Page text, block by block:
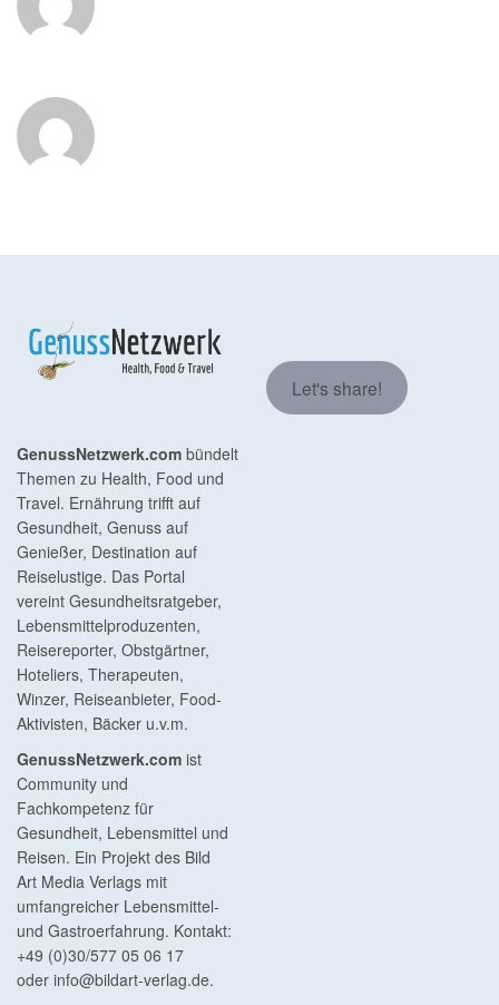
GenussNetzwerk.com bündelt
Themen zu Health, Food und
Travel. Ernährung trifft auf
Gesundheit, Genuss auf
Genießer, Destination auf
Reiselustige. Das Portal
vereint Gesundheitsratgeber,
Lebensmittelproduzenten,
Reisereporter, Obstgärtner,
Hoteliers, Therapeuten,
Winzer, Reiseanbieter, Food-
Aktivisten, Bäcker u.v.m.
GenussNetzwerk.com ist
Community und
Fachkompetenz für
Gesundheit, Lebensmittel und
Reisen. Ein Projekt des Bild
Art Media Verlags mit
umfangreicher Lebensmittel-
und Gastroerfahrung. Kontakt:
+49 (0)30/577 05 06 17
oder info@bildart-verlag.de.
Let's share!